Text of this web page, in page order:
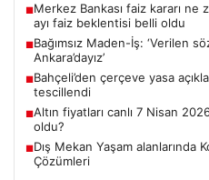
■Merkez Bankası faiz kararı ne
ayı faiz beklentisi belli oldu
■Bağımsız Maden-İş: ‘Verilen
Ankara’dayız’
■Bahçeli’den çerçeve yasa
tescillendi
■Altın fiyatları canlı 7 Nisan
oldu?
■Dış Mekan Yaşam alanlarında
Çözümleri